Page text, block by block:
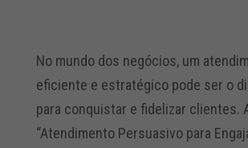
No mundo dos negócios, um
eficiente e estratégico pode ser o
para conquistar e fidelizar clientes.
“Atendimento Persuasivo para